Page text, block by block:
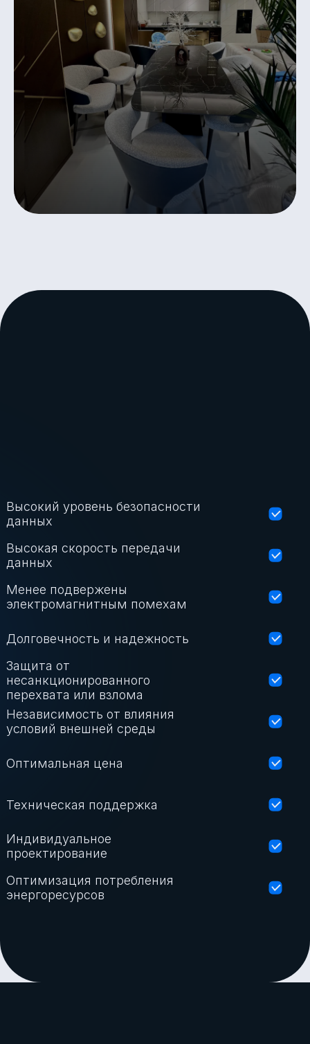
Высокий уровень безопасности
данных
Высокая скорость передачи
данных
Менее подвержены
электромагнитным помехам
Долговечность и надежность
Защита от
несанкционированного
перехвата или взлома
Независимость от влияния
условий внешней среды
Оптимальная цена
Техническая поддержка
Индивидуальное
проектирование
Оптимизация потребления
энергоресурсов